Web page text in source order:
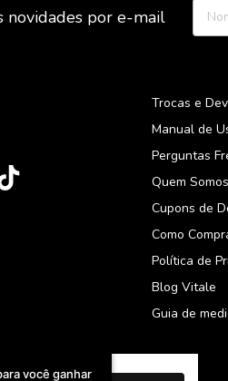
aceita o
novidades por e-mail
Trocas e
Manual de
Perguntas
Quem Somos
Cupons de
Como
Política de
Blog Vitale
Guia de
você ganhar